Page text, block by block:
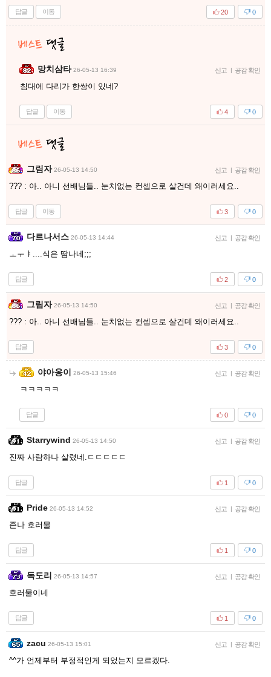
답글 이동 0
20
망치삼타 26-05-13 16:39 신고 공감 확인
침대에 다리가 한쌍이 있네?
답글 이동 0
4
그림자 26-05-13 14:50 신고 공감 확인
??? : 아.. 아니 선배님들.. 눈치없는 컨셉으로 살건데 왜이러세요..
답글 이동 0
3
다르나서스 26-05-13 14:44 신고 공감 확인
ㅗㅜㅑ....식은 땀나네;;;
답글 0
2
그림자 26-05-13 14:50 신고 공감 확인
??? : 아.. 아니 선배님들.. 눈치없는 컨셉으로 살건데 왜이러세요..
답글 0
3
야아옹이 26-05-13 15:46 신고 공감 확인
ㅋㅋㅋㅋㅋ
답글 0
0
Starrywind 26-05-13 14:50 신고 공감 확인
진짜 사람하나 살렸네.ㄷㄷㄷㄷㄷ
답글 0
1
Pride 26-05-13 14:52 신고 공감 확인
존나 호러물
답글 0
1
독도리 26-05-13 14:57 신고 공감 확인
호러물이네
답글 0
1
zacu 26-05-13 15:01 신고 공감 확인
^^가 언제부터 부정적인게 되었는지 모르겠다.